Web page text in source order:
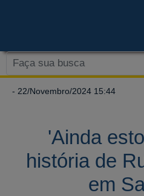
- 22/Novembro/2024 15:44
'Ainda
história de
em